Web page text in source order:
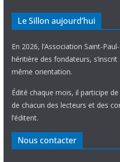
Le Sillon aujourd’hui
En 2026, l’Association Saint-
héritière des fondateurs,
même orientation.
Édité chaque mois, il participe
de chacun des lecteurs et des
l’éditent.
Nous contacter